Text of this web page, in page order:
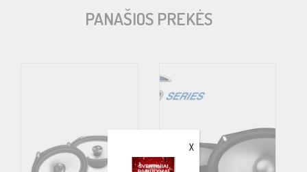
PANAŠIOS PREKĖS
X